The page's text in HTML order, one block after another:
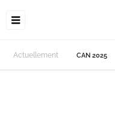
Actuellement CAN 2025